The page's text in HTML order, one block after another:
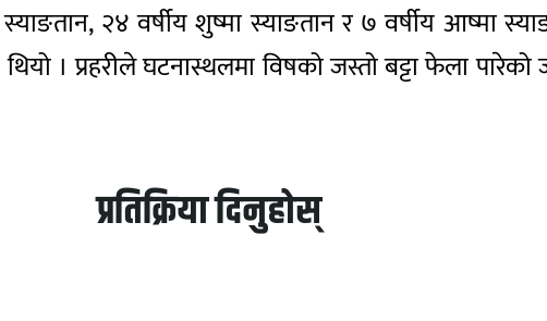
२४ वर्षीय शुष्मा स्याङतान र ७ वर्षीय आष्मा
थियो । प्रहरीले घटनास्थलमा विषको जस्तो बट्टा फेला
प्रतिक्रिया दिनुहोस्